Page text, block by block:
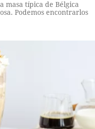
masa típica de Bélgica
Podemos encontrarlos